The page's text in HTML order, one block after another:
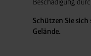
Beschädigung
Schützen Sie
Gelände.